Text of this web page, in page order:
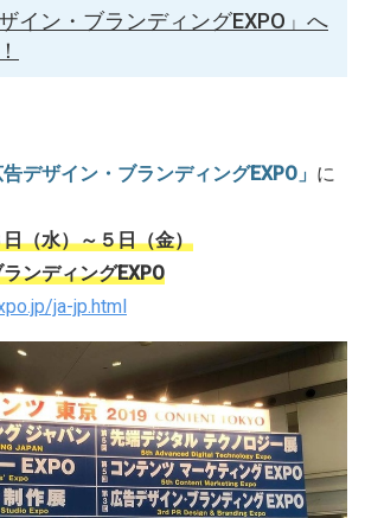
イン・ブランディングEXPO」へ
告デザイン・ブランディングEXPO」 に
（水）～５日（金）
ンディングEXPO
ja-jp.html